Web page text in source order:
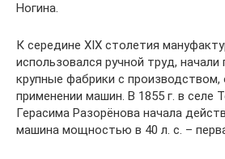
Ногина.
К середине XIX столетия
использовался ручной труд,
крупные фабрики с производством,
применении машин. В 1855 г. в селе
Герасима Разорёнова начала
машина мощностью в 40 л. с. –